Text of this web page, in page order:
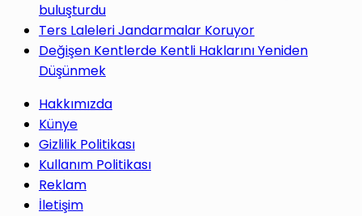
buluşturdu
Ters Laleleri Jandarmalar Koruyor
Değişen Kentlerde Kentli Haklarını Yeniden
Düşünmek
Hakkımızda
Künye
Gizlilik Politikası
Kullanım Politikası
Reklam
İletişim